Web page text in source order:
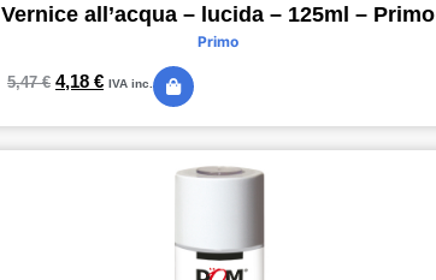
Vernice all’acqua – lucida – 125ml – Primo
Primo
5,47€ 4,18 € IVA inc.